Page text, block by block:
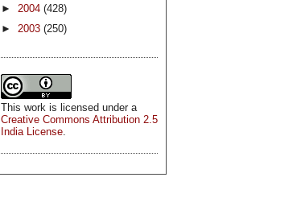
► 2004 (428)
► 2003 (250)
This work is licensed under a
Creative Commons Attribution 2.5
India License